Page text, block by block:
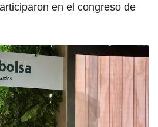
en el congreso de